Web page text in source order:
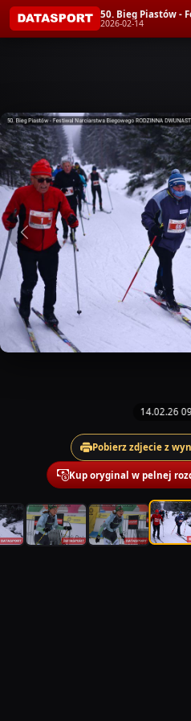
2026-02-14
14.02.26
Pobierz zdjecie z
Kup oryginal w pelnej